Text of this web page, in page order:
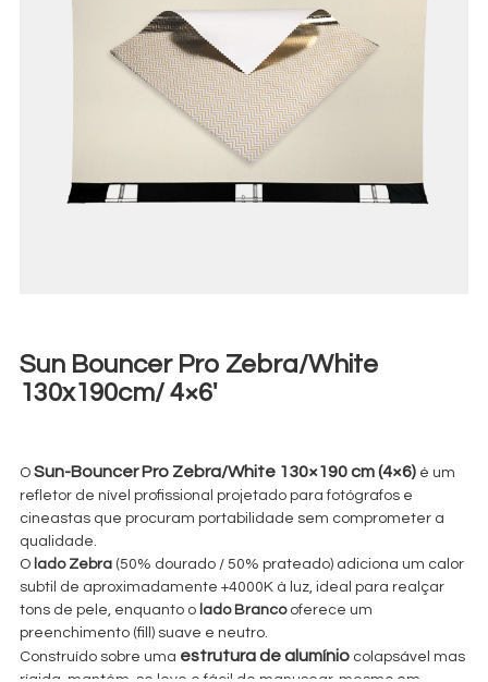
Sun Bouncer Pro Zebra/White
130x190cm/ 4×6′
O Sun-Bouncer Pro Zebra/White 130×190 cm (4×6)é um
refletor de nível profissional projetado para fotógrafos e
cineastas que procuram portabilidade sem comprometer a
qualidade.
O lado Zebra(50% dourado / 50% prateado) adiciona um calor
subtil de aproximadamente +4000K à luz, ideal para realçar
tons de pele, enquanto o lado Brancooferece um
preenchimento (fill) suave e neutro.
Construído sobre uma estrutura de alumíniocolapsável mas